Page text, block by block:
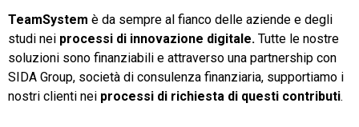
TeamSystem è da sempre al fianco delle aziende e degli
studi nei processi di innovazione digitale. Tutte le nostre
soluzioni sono finanziabili e attraverso una partnership con
SIDA Group, società di consulenza finanziaria, supportiamo i
nostri clienti nei processi di richiesta di questi contributi.